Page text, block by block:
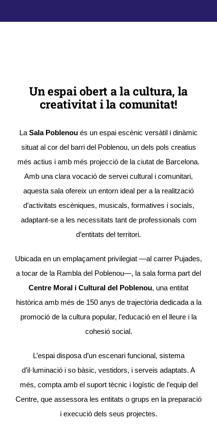
Un espai obert a la cultura, la
creativitat i la comunitat!
La Sala Poblenou és un espai escènic versàtil i dinàmic
situat al cor del barri del Poblenou, un dels pols creatius
més actius i amb més projecció de la ciutat de Barcelona.
Amb una clara vocació de servei cultural i comunitari,
aquesta sala ofereix un entorn ideal per a la realització
d’activitats escèniques, musicals, formatives i socials,
adaptant-se a les necessitats tant de professionals com
d’entitats del territori.
Ubicada en un emplaçament privilegiat —al carrer Pujades,
a tocar de la Rambla del Poblenou—, la sala forma part del
Centre Moral i Cultural del Poblenou, una entitat
històrica amb més de 150 anys de trajectòria dedicada a la
promoció de la cultura popular, l’educació en el lleure i la
cohesió social.
L’espai disposa d’un escenari funcional, sistema
d’il·luminació i so bàsic, vestidors, i serveis adaptats. A
més, compta amb el suport tècnic i logístic de l’equip del
Centre, que assessora les entitats o grups en la preparació
i execució dels seus projectes.